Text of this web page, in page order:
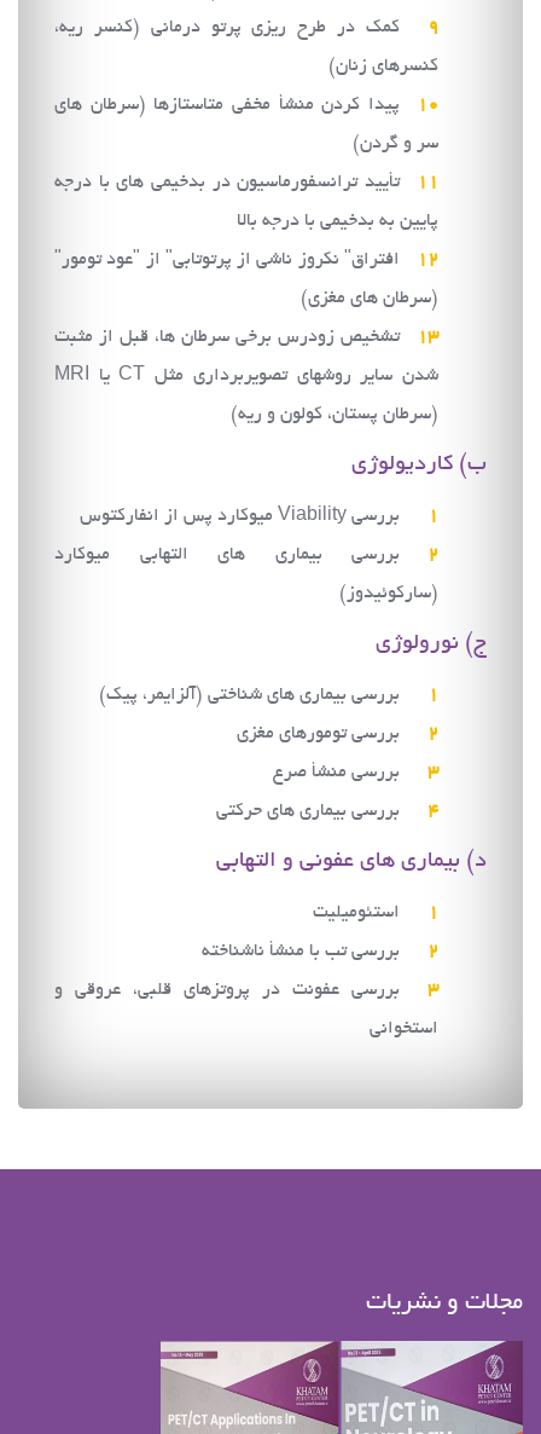
کمک در طرح ریزی پرتو درمانی (کنسر ریه،
کنسرهای زنان)
پیدا کردن منشأ مخفی متاستازها (سرطان های
سر و گردن)
تأیید ترانسفورماسیون در بدخیمی های با درجه
پایین به بدخیمی با درجه بالا
افتراق" نکروز ناشی از پرتوتابی" از "عود تومور"
(سرطان های مغزی)
تشخیص زودرس برخی سرطان ها، قبل از مثبت
شدن سایر روشهای تصویربرداری مثل CT یا MRI
(سرطان پستان، کولون و ریه)
ب) کاردیولوژی
بررسی Viability میوکارد پس از انفاركتوس
بررسی بیماری های التهابی میوکارد
(سارکوئیدوز)
ج) نورولوژی
بررسی بیماری های شناختی (آلزایمر، پیک)
بررسی تومورهای مغزی
بررسی منشأ صرع
بررسی بیماری های حرکتی
د) بیماری های عفونی و التهابی
استئومیلیت
بررسی تب با منشأ ناشناخته
بررسی عفونت در پروتزهای قلبی، عروقی و
استخوانی
مجلات و نشریات